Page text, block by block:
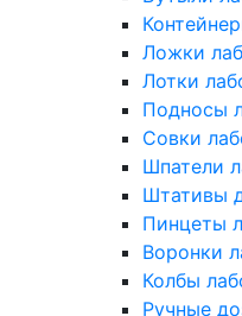
Ложки
Лотки
Подносы
Совки
Шпатели
Штативы
Пинцеты
Воронки
Колбы
Ручные